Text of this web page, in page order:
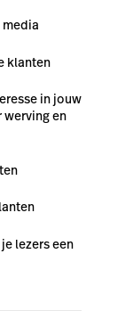
klanten
in jouw
werving en
lezers een